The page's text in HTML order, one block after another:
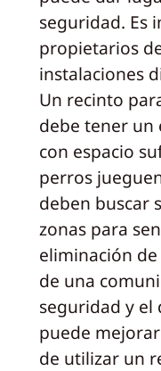
seguridad. Es
propietarios
instalaciones
Un recinto
debe tener
con espacio
perros
deben buscar
zonas para
eliminación
de una
seguridad y el
puede
de utilizar un